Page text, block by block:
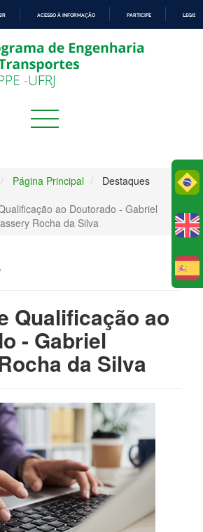
PARA
O
CONTEÚDO
ACESSO À INFORMAÇÃO PARTICIPE
Página Principal
Destaques
ao Doutorado - Gabriel
Rocha da Silva
Qualificação ao
- Gabriel
da Silva